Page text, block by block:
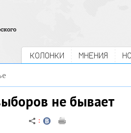
КОЛОНКИ МНЕНИЯ
не бывает